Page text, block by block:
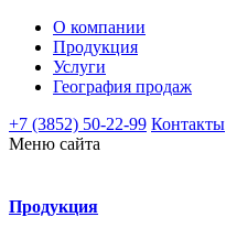
О компании
Продукция
Услуги
География продаж
+7 (3852) 50-22-99 Контакты
Меню сайта
Продукция